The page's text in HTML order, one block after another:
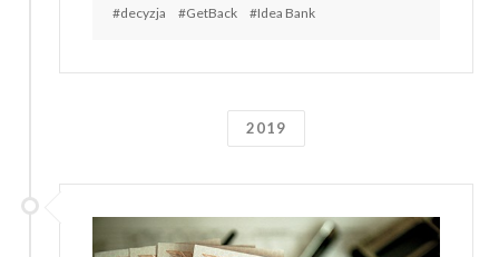
#decyzja #GetBack #Idea Bank
2019